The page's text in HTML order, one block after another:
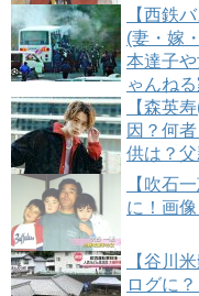
【西鉄
(妻・嫁
本達子
ゃんね
【森英
因？何
供は？父
【吹石
に！画
【谷川
ログに